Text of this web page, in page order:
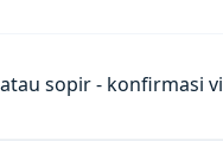
sopir - konfirmasi